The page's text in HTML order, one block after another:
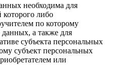
необходима для
которого либо
по которому
данных, а также для
субъекта персональных
субъект персональных
или